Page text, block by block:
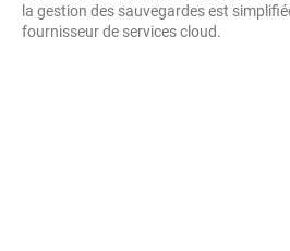
la gestion des sauvegardes est
fournisseur de services cloud.